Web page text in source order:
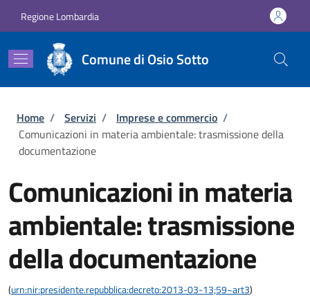
Regione Lombardia
Comune di Osio Sotto
Briciole di pane
Home / Servizi / Imprese e commercio /
Comunicazioni in materia ambientale: trasmissione della
documentazione
Comunicazioni in materia
ambientale: trasmissione
della documentazione
(urn:nir:presidente.repubblica:decreto:2013-03-13;59~art3)